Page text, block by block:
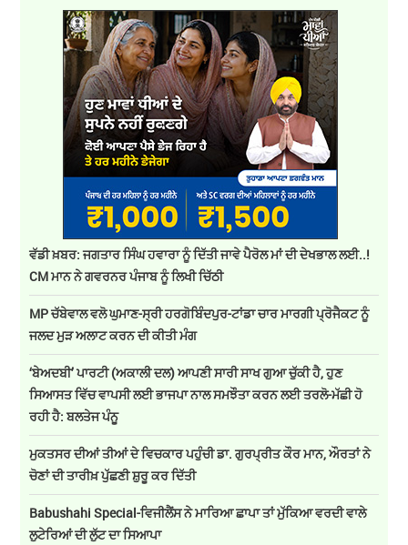
ਵੱਡੀ ਖ਼ਬਰ: ਜਗਤਾਰ ਸਿੰਘ ਹਵਾਰਾ ਨੂੰ ਦਿੱਤੀ ਜਾਵੇ ਪੈਰੋਲ ਮਾਂ ਦੀ ਦੇਖਭਾਲ ਲਈ..!
CM ਮਾਨ ਨੇ ਗਵਰਨਰ ਪੰਜਾਬ ਨੂੰ ਲਿਖੀ ਚਿੱਠੀ
MP ਚੱਬੇਵਾਲ ਵਲੋ ਘੁਮਾਣ-ਸ੍ਰੀ ਹਰਗੋਬਿੰਦਪੁਰ-ਟਾਂਡਾ ਚਾਰ ਮਾਰਗੀ ਪ੍ਰੋਜੈਕਟ ਨੂੰ
ਜਲਦ ਮੁੜ ਅਲਾਟ ਕਰਨ ਦੀ ਕੀਤੀ ਮੰਗ
‘ਬੇਅਦਬੀ’ ਪਾਰਟੀ (ਅਕਾਲੀ ਦਲ) ਆਪਣੀ ਸਾਰੀ ਸਾਖ ਗੁਆ ਚੁੱਕੀ ਹੈ, ਹੁਣ
ਸਿਆਸਤ ਵਿੱਚ ਵਾਪਸੀ ਲਈ ਭਾਜਪਾ ਨਾਲ ਸਮਝੌਤਾ ਕਰਨ ਲਈ ਤਰਲੋ-ਮੱਛੀ ਹੋ
ਰਹੀ ਹੈ: ਬਲਤੇਜ ਪੰਨੂ
ਮੁਕਤਸਰ ਦੀਆਂ ਤੀਆਂ ਦੇ ਵਿਚਕਾਰ ਪਹੁੰਚੀ ਡਾ. ਗੁਰਪ੍ਰੀਤ ਕੌਰ ਮਾਨ, ਔਰਤਾਂ ਨੇ
ਚੋਣਾਂ ਦੀ ਤਾਰੀਖ਼ ਪੁੱਛਣੀ ਸ਼ੁਰੂ ਕਰ ਦਿੱਤੀ
Babushahi Special-ਵਿਜੀਲੈਂਸ ਨੇ ਮਾਰਿਆ ਛਾਪਾ ਤਾਂ ਮੁੱਕਿਆ ਵਰਦੀ ਵਾਲੇ
ਲੁਟੇਰਿਆਂ ਦੀ ਲੁੱਟ ਦਾ ਸਿਆਪਾ